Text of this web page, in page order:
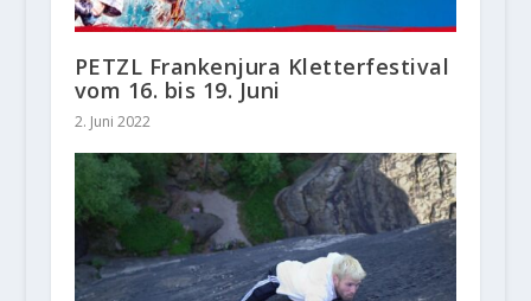
PETZL Frankenjura Kletterfestival
vom 16. bis 19. Juni
2. Juni 2022